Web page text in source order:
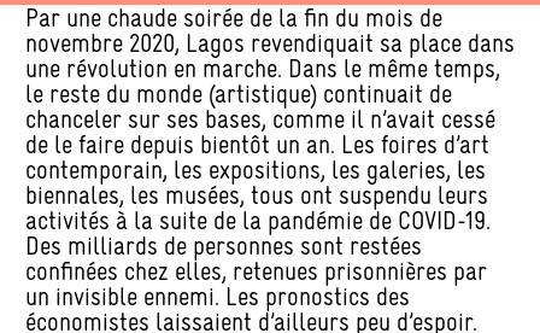
Par une chaude soirée de la fin du mois de
novembre 2020, Lagos revendiquait sa place dans
une révolution en marche. Dans le même temps,
le reste du monde (artistique) continuait de
chanceler sur ses bases, comme il n’avait cessé
de le faire depuis bientôt un an. Les foires d’art
contemporain, les expositions, les galeries, les
biennales, les musées, tous ont suspendu leurs
activités à la suite de la pandémie de COVID-19.
Des milliards de personnes sont restées
confinées chez elles, retenues prisonnières par
un invisible ennemi. Les pronostics des
économistes laissaient d’ailleurs peu d’espoir.